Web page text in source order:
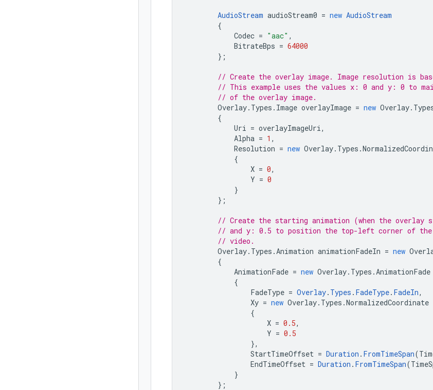
AudioStream audioStream0 = new AudioStream
{
Codec = "aac" ,
BitrateBps = 64000
};
// Create the overlay image. Image resolution is
// This example uses the values x: 0 and y: 0 to
// of the overlay image.
Overlay. Types . Image overlayImage = new Overlay.
{
Uri = overlayImageUri,
Alpha = 1 ,
Resolution = new Overlay. Types .
{
X = 0,
Y = 0
}
};
// Create the starting animation (when the overlay
// and y: 0.5 to position the top-left corner of the
// video.
Overlay. Types .Animation animationFadeIn = new
{
AnimationFade = new Overlay. Types .AnimationFade
{
FadeType = Overlay. Types . FadeType. FadeIn,
Xy = new Overlay. Types .NormalizedCoordinate
{
X = 0.5,
Y = 0.5
},
StartTimeOffset = Duration . FromTimeSpan(
EndTimeOffset = Duration . FromTimeSpan(
}
};